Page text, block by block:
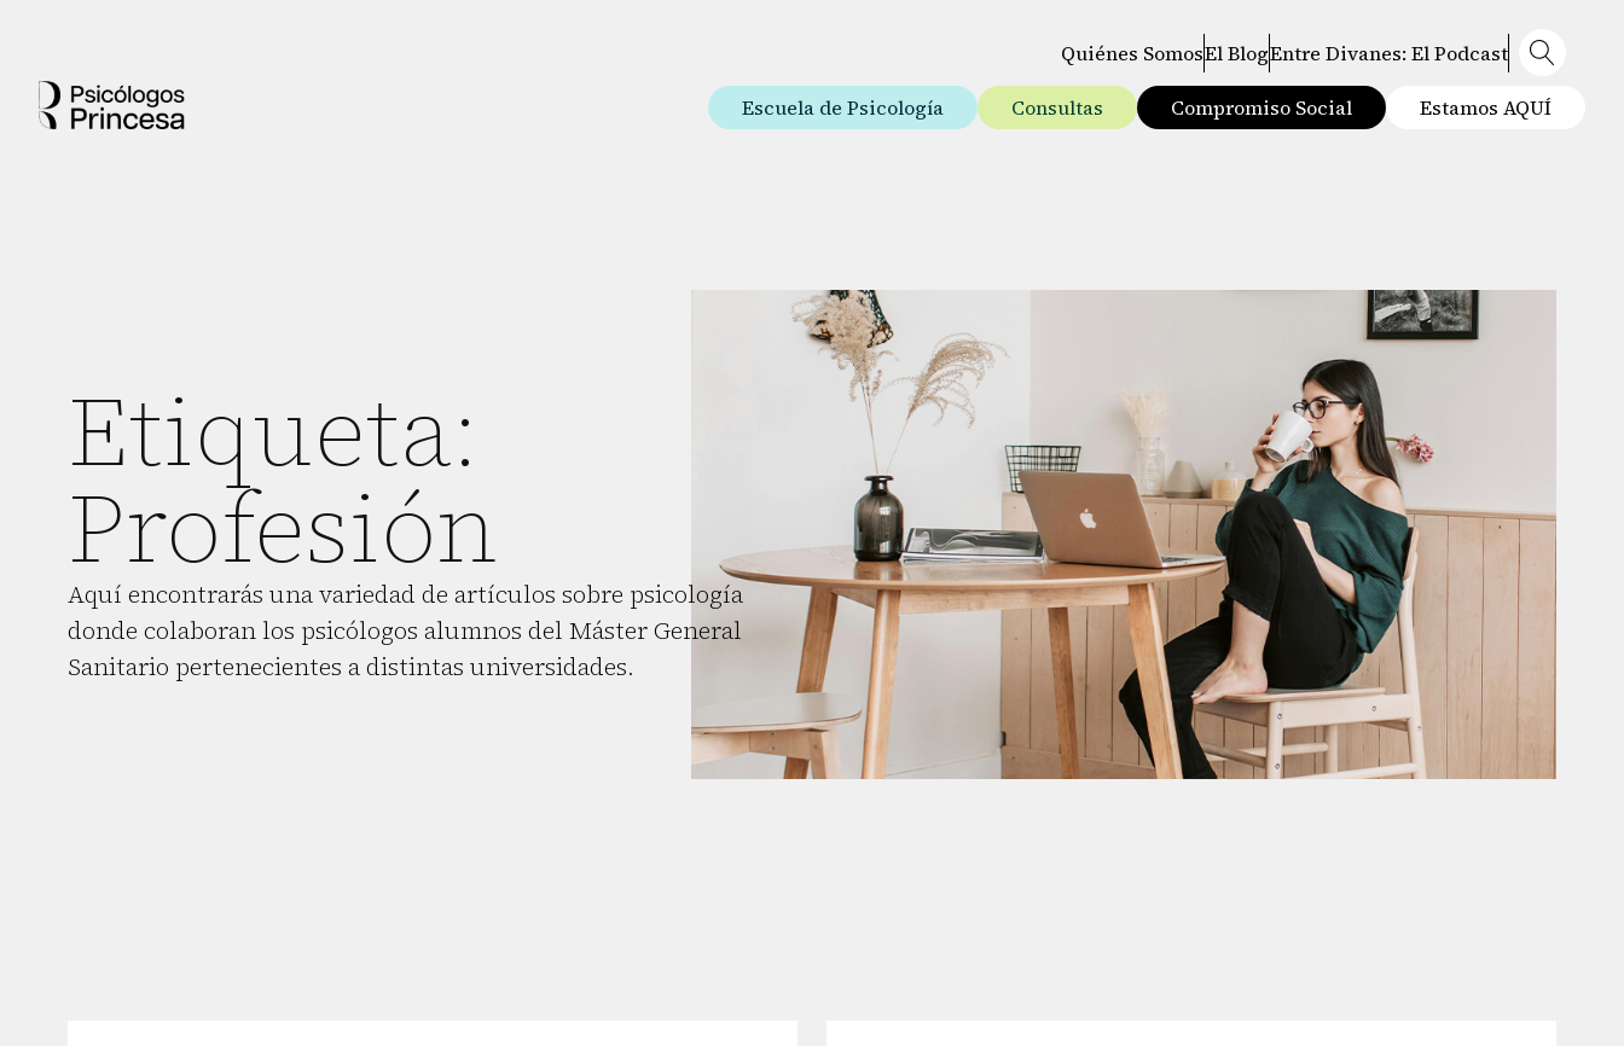
Quiénes SomosEl BlogEntre Divanes: El Podcast
Escuela de Psicología Consultas Compromiso Social Estamos AQUÍ
Etiqueta:
Profesión
Aquí encontrarás una variedad de artículos sobre psicología
donde colaboran los psicólogos alumnos del Máster General
Sanitario pertenecientes a distintas universidades.